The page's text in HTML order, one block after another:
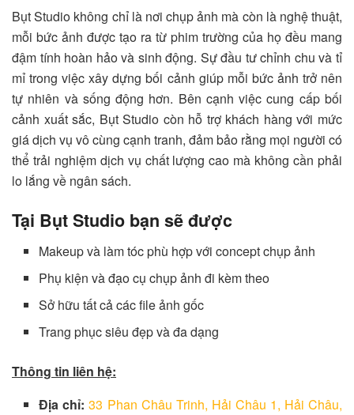
Bụt Studio không chỉ là nơi chụp ảnh mà còn là nghệ thuật,
mỗi bức ảnh được tạo ra từ phim trường của họ đều mang
đậm tính hoàn hảo và sinh động. Sự đầu tư chỉnh chu và tỉ
mỉ trong việc xây dựng bối cảnh giúp mỗi bức ảnh trở nên
tự nhiên và sống động hơn. Bên cạnh việc cung cấp bối
cảnh xuất sắc, Bụt Studio còn hỗ trợ khách hàng với mức
giá dịch vụ vô cùng cạnh tranh, đảm bảo rằng mọi người có
thể trải nghiệm dịch vụ chất lượng cao mà không cần phải
lo lắng về ngân sách.
Tại Bụt Studio bạn sẽ được
Makeup và làm tóc phù hợp với concept chụp ảnh
Phụ kiện và đạo cụ chụp ảnh đi kèm theo
Sở hữu tất cả các file ảnh gốc
Trang phục siêu đẹp và đa dạng
Thông tin liên hệ:
Địa chỉ:33 Phan Châu Trinh, Hải Châu 1, Hải Châu,